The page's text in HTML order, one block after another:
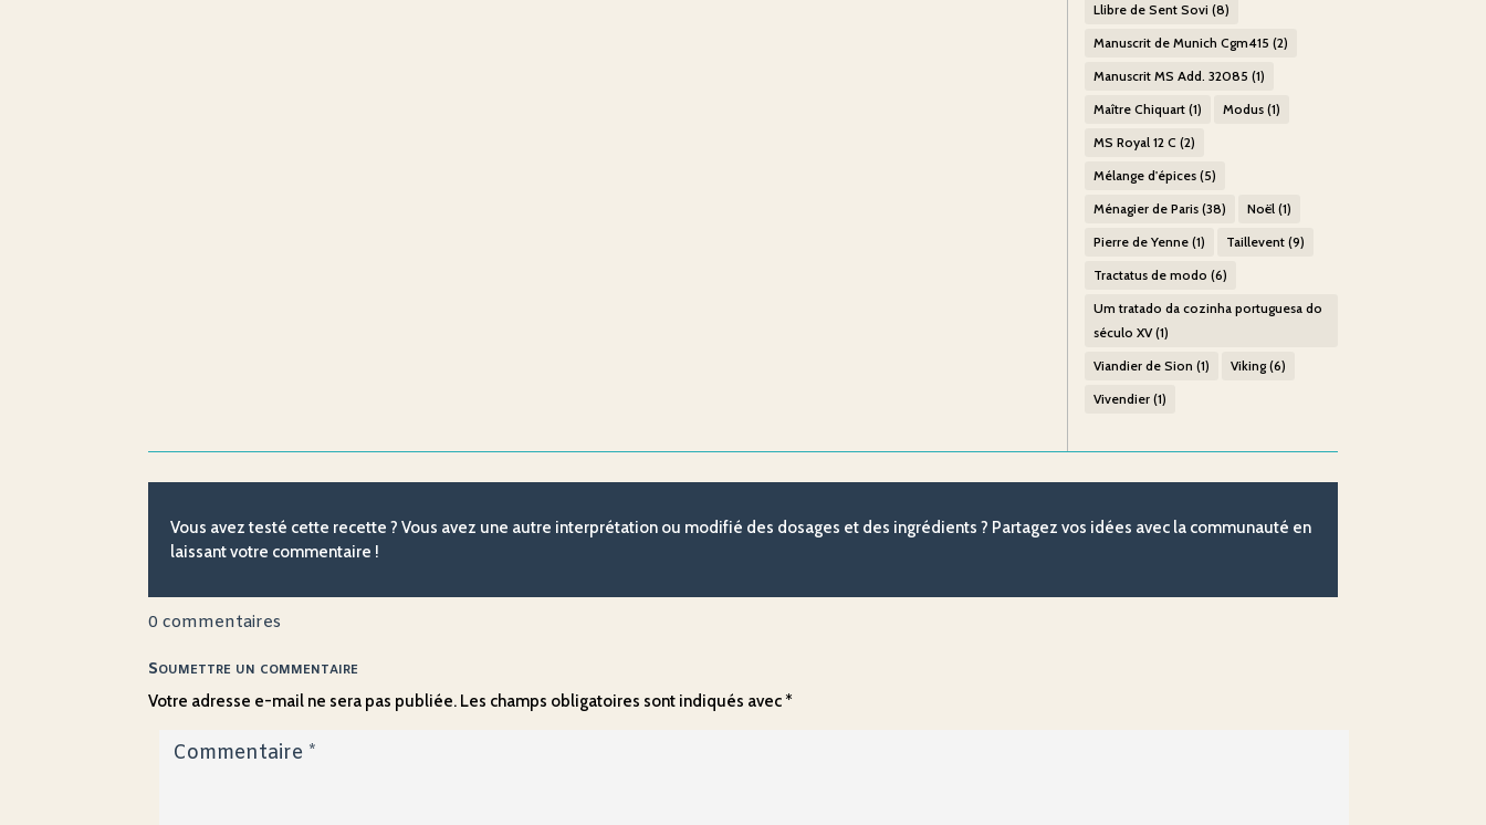
Llibre de Sent Sovi (8)
Manuscrit de Munich Cgm415 (2)
Manuscrit MS Add. 32085 (1)
Maître Chiquart(1) Modus(1)
MS Royal 12 C (2)
Mélange d'épices(5)
Ménagier de Paris(38) Noël(1)
Pierre de Yenne(1) Taillevent(9)
Tractatus de modo (6)
Um tratado da cozinha portuguesa do
século XV(1)
Viandier de Sion (1) Viking(6)
Vivendier(1)
Vous avez testé cette recette ? Vous avez une autre interprétation ou modifié des dosages et des ingrédients ? Partagez vos idées avec la communauté en
laissant votre commentaire !
0 commentaires
Soumettre un commentaire
Votre adresse e-mail ne sera pas publiée. Les champs obligatoires sont indiqués avec *